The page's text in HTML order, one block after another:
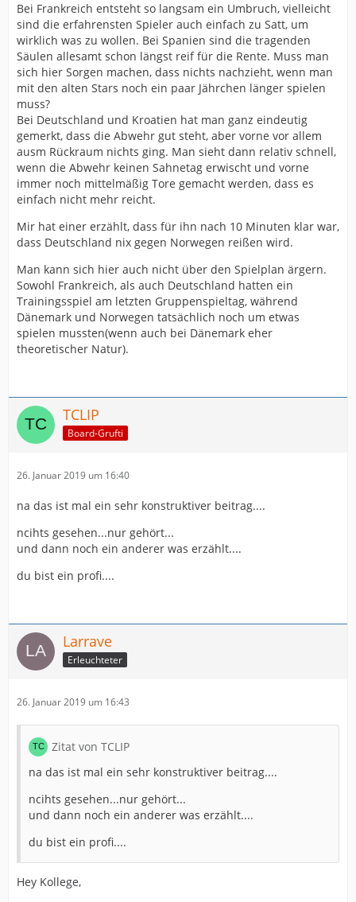
Bei Frankreich entsteht so langsam ein Umbruch, vielleicht
sind die erfahrensten Spieler auch einfach zu Satt, um
wirklich was zu wollen. Bei Spanien sind die tragenden
Säulen allesamt schon längst reif für die Rente. Muss man
sich hier Sorgen machen, dass nichts nachzieht, wenn man
mit den alten Stars noch ein paar Jährchen länger spielen
muss?
Bei Deutschland und Kroatien hat man ganz eindeutig
gemerkt, dass die Abwehr gut steht, aber vorne vor allem
ausm Rückraum nichts ging. Man sieht dann relativ schnell,
wenn die Abwehr keinen Sahnetag erwischt und vorne
immer noch mittelmäßig Tore gemacht werden, dass es
einfach nicht mehr reicht.
Mir hat einer erzählt, dass für ihn nach 10 Minuten klar war,
dass Deutschland nix gegen Norwegen reißen wird.
Man kann sich hier auch nicht über den Spielplan ärgern.
Sowohl Frankreich, als auch Deutschland hatten ein
Trainingsspiel am letzten Gruppenspieltag, während
Dänemark und Norwegen tatsächlich noch um etwas
spielen mussten(wenn auch bei Dänemark eher
theoretischer Natur).
TCLIP
Board-Grufti
26. Januar 2019 um 16:40
na das ist mal ein sehr konstruktiver beitrag....
ncihts gesehen...nur gehört...
und dann noch ein anderer was erzählt....
du bist ein profi....
Larrave
Erleuchteter
26. Januar 2019 um 16:43
Zitat von TCLIP
na das ist mal ein sehr konstruktiver beitrag....
ncihts gesehen...nur gehört...
und dann noch ein anderer was erzählt....
du bist ein profi....
Hey Kollege,